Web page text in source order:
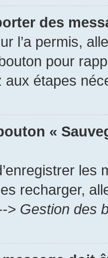
des
l’a permis,
pour
aux étapes
«
recharger,
> Gestion des